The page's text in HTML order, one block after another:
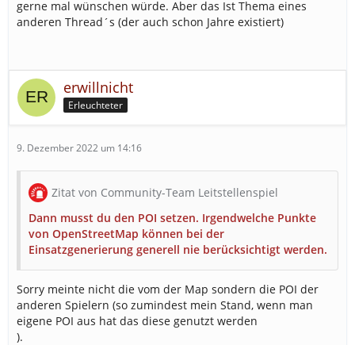
gerne mal wünschen würde. Aber das Ist Thema eines
anderen Thread´s (der auch schon Jahre existiert)
erwillnicht
Erleuchteter
9. Dezember 2022 um 14:16
Zitat von Community-Team Leitstellenspiel
Dann musst du den POI setzen. Irgendwelche Punkte
von OpenStreetMap können bei der
Einsatzgenerierung generell nie berücksichtigt werden.
Sorry meinte nicht die vom der Map sondern die POI der
anderen Spielern (so zumindest mein Stand, wenn man
eigene POI aus hat das diese genutzt werden
).